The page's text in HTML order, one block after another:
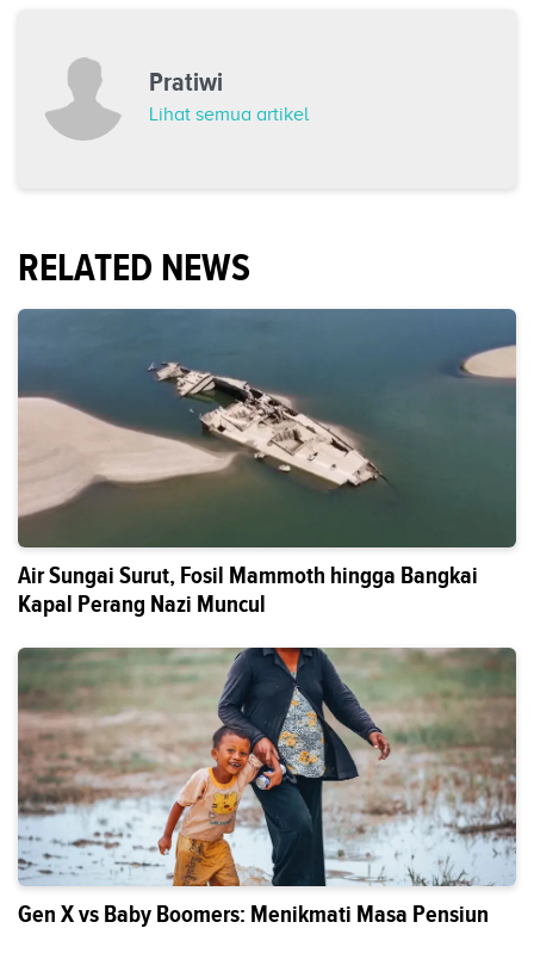
Pratiwi
Lihat semua artikel
RELATED NEWS
Air Sungai Surut, Fosil Mammoth hingga Bangkai
Kapal Perang Nazi Muncul
Gen X vs Baby Boomers: Menikmati Masa Pensiun